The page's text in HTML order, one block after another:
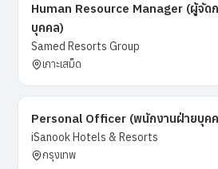
Human Resource Manager (ผู้จัด
บุคคล)
Samed Resorts Group
เกาะเสม็ด
Personal Officer (พนักงานฝ่ายบุค
iSanook Hotels & Resorts
กรุงเทพ